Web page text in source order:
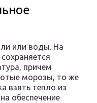
или воды. На
причем
морозы, то же
взять тепло из
обеспечение